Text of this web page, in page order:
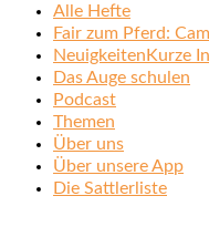
Alle Hefte
Fair zum Pferd:
Neuigkeiten Kurze
Das Auge schulen
Podcast
Themen
Über uns
Über unsere App
Die Sattlerliste